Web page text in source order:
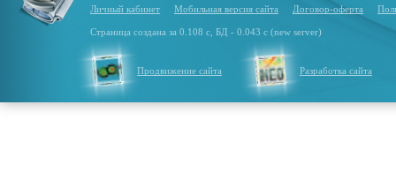
Личный кабинет Мобильная версия сайта Договор-оферта
Страница создана за 0.108 с, БД - 0.043 с (new server)
Продвижение сайта Разработка сайта